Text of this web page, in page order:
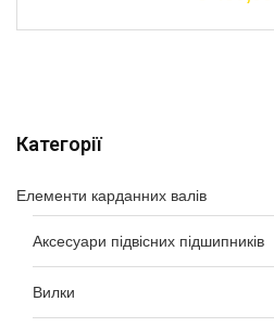
Категорії
Елементи карданних валів
Аксесуари підвісних підшипників
Вилки